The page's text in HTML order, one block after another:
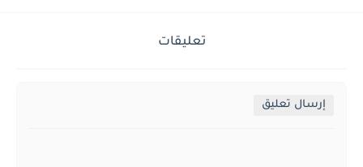
تعليقات
إرسال تعليق